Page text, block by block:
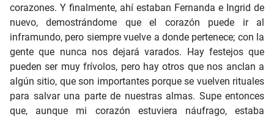
corazones. Y finalmente, ahí estaban Fernanda e Ingrid de
nuevo, demostrándome que el corazón puede ir al
inframundo, pero siempre vuelve a donde pertenece; con la
gente que nunca nos dejará varados. Hay festejos que
pueden ser muy frívolos, pero hay otros que nos anclan a
algún sitio, que son importantes porque se vuelven rituales
para salvar una parte de nuestras almas. Supe entonces
que, aunque mi corazón estuviera náufrago, estaba